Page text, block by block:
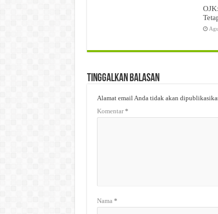
Tinggalkan Balasan
Alamat email Anda tidak akan
Komentar*
Nama *